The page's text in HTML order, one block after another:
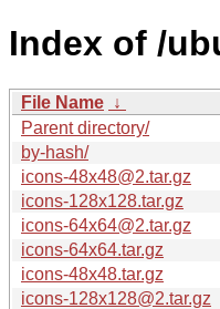
Index of /
File Name ↓
Parent directory/
by-hash/
icons-48x48@2.tar.gz
icons-128x128.tar.gz
icons-64x64@2.tar.gz
icons-64x64.tar.gz
icons-48x48.tar.gz
icons-128x128@2.tar.gz